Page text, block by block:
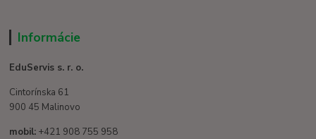
Informácie
EduServis s. r. o.
Cintorínska 61
900 45 Malinovo
mobil: +421 908 755 958